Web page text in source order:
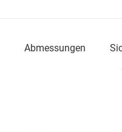
abmessungen